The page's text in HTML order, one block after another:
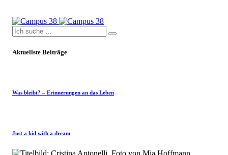
Aktuellste Beiträge
Was bleibt? – Erinnerungen an das Leben
Just a kid with a dream